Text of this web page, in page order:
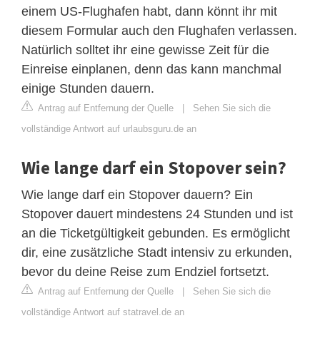
einem US-Flughafen habt, dann könnt ihr mit
diesem Formular auch den Flughafen verlassen.
Natürlich solltet ihr eine gewisse Zeit für die
Einreise einplanen, denn das kann manchmal
einige Stunden dauern.
Antrag auf Entfernung der Quelle | Sehen Sie sich die
vollständige Antwort auf urlaubsguru.de an
Wie lange darf ein Stopover sein?
Wie lange darf ein Stopover dauern? Ein
Stopover dauert mindestens 24 Stunden und ist
an die Ticketgültigkeit gebunden. Es ermöglicht
dir, eine zusätzliche Stadt intensiv zu erkunden,
bevor du deine Reise zum Endziel fortsetzt.
Antrag auf Entfernung der Quelle | Sehen Sie sich die
vollständige Antwort auf statravel.de an